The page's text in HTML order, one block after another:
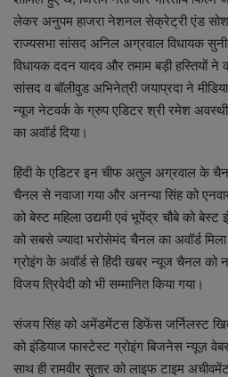
शिक्षा
राष्ट्रीय
स्वास्थ्य
व्यापार
रोजगार
NEWS
वीडियो
टेक वर्ल्ड
लेकर अनुपम हाजरा नेशनल सेक्रेट्री एंड
राज्यसभा सांसद अनिल अग्रवाल विधायक सुनील
विधायक ददन यादव और तमाम बड़ी हस्तियों ने
सांसद व बॉलीवुड अभिनेत्री जयाप्रदा ने
न्यूज नेटवर्क के ग्रुप एडिटर श्री रमेश अवस्थी
का अवॉर्ड दिया।
हिंदी के एडिटर इन चीफ अतुल अग्रवाल के
चैनल से नवाजा गया और अनन्या सिंह को
को बेस्ट महिला उद्यमी एवं भूपेंद्र चौबे को
को सबसे ज्यादा भरोसेमंद चैनल का अवॉर्ड
ग्रोइंग के अवॉर्ड से हिंदी खबर न्यूज चैनल को
विजय त्रिवेदी को भी सम्मानित किया गया।
संजय सिंह को अमेंडमेंटस डिफेंस जर्निलस्ट
को इंडियाज फास्टेस्ट ग्रोइंग बिजनेस न्यूज़
साथ ही रामवीर सुतार को लाइफ टाइम